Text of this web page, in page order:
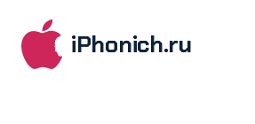
iPhonich.ru